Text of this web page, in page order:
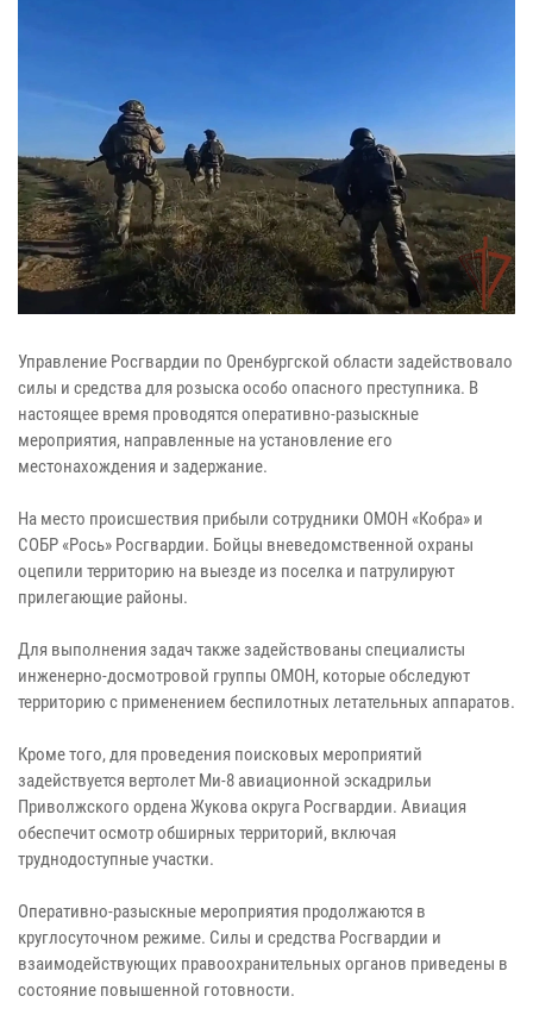
Управление Росгвардии по Оренбургской области задействовало
силы и средства для розыска особо опасного преступника. В
настоящее время проводятся оперативно-разыскные
мероприятия, направленные на установление его
местонахождения и задержание.
На место происшествия прибыли сотрудники ОМОН «Кобра» и
СОБР «Рось» Росгвардии. Бойцы вневедомственной охраны
оцепили территорию на выезде из поселка и патрулируют
прилегающие районы.
Для выполнения задач также задействованы специалисты
инженерно-досмотровой группы ОМОН, которые обследуют
территорию с применением беспилотных летательных аппаратов.
Кроме того, для проведения поисковых мероприятий
задействуется вертолет Ми-8 авиационной эскадрильи
Приволжского ордена Жукова округа Росгвардии. Авиация
обеспечит осмотр обширных территорий, включая
труднодоступные участки.
Оперативно-разыскные мероприятия продолжаются в
круглосуточном режиме. Силы и средства Росгвардии и
взаимодействующих правоохранительных органов приведены в
состояние повышенной готовности.